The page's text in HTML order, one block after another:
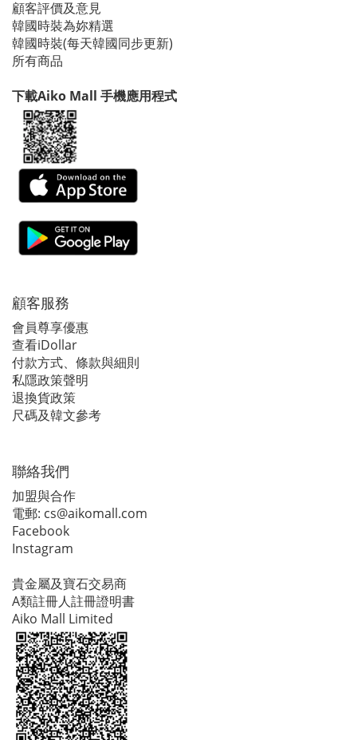
顧客評價及意見
韓國時裝為妳精選
韓國時裝(每天韓國同步更新)
所有商品
下載Aiko Mall 手機應用程式
顧客服務
會員尊享優惠
查看iDollar
付款方式、條款與細則
私隱政策聲明
退換貨政策
尺碼及韓文參考
聯絡我們
加盟與合作
電郵: cs@aikomall.com
Facebook
Instagram
貴金屬及寶石交易商
A類註冊人註冊證明書
Aiko Mall Limited